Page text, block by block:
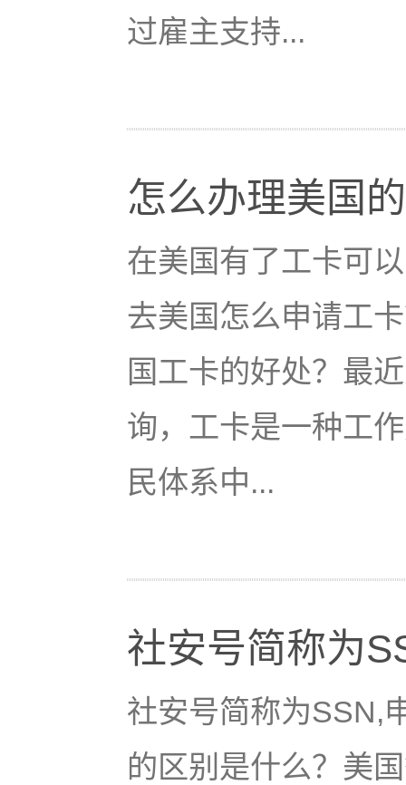
过雇主支持...
怎么办理美国
在美国有了工卡可
去美国怎么申请工
国工卡的好处？最
询，工卡是一种工
民体系中...
社安号简称为
社安号简称为SSN,
的区别是什么？美